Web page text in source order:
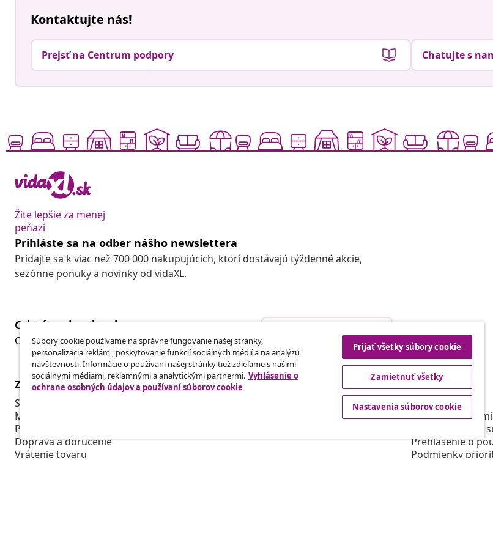
Kontaktujte nás!
Prejsť na Centrum podpory Chatujte s
Žite lepšie za menej
peňazí
Prihláste sa na odber nášho newslettera
Pridajte sa k viac než 700 000 nakupujúcich, ktorí dostávajú týždenné akcie,
sezónne ponuky a novinky od vidaXL.
Odstúpenie od zmluvy
Odošlite žiadosť o odstúpenie od vašej objednávky.
Odstúpenie od zmluvy
Zákaznícky Servis
Sledujte svoju objednávku
Môj účet
Platba
Doprava a doručenie
Vrátenie tovaru
Obchodní partneri
vidaXL
O vidaXL
Obchodné
Zásady ochrany
Prehlásenie o
Podmienky
Súbory cookie používame na správne fungovanie našej stránky,
personalizácia reklám , poskytovanie funkcií sociálnych médií a na analýzu
návštevnosti. Informácie o používaní našej stránky tiež zdieľame s našimi
sociálnymi médiami, reklamnými a analytickými partnermi. Vyhlásenie o
ochrane osobných údajov a používaní súborov cookie
Prijať všetky súbory cookie
Zamietnuť všetky
Nastavenia súborov cookie